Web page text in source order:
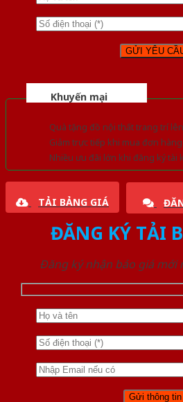
Khuyến mại
Quà tặng đồ nội thất trang trí
Giảm trực tiếp khi mua đơn
Nhiều ưu đãi lớn khi đăng ký
TẢI BẢNG GIÁ
ĐĂNG KÝ TẢI
Đăng ký nhận báo giá